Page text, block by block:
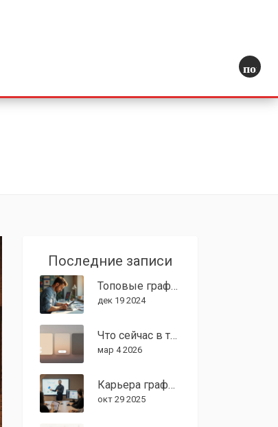
поиск
Последние записи
Топовые графические дизайнеры 2024
дек 19 2024
Что сейчас в тренде в графическом дизайне в 2026 году
мар 4 2026
Карьера графического дизайна умирает в 2024 году? Реальность на 2025 год
окт 29 2025